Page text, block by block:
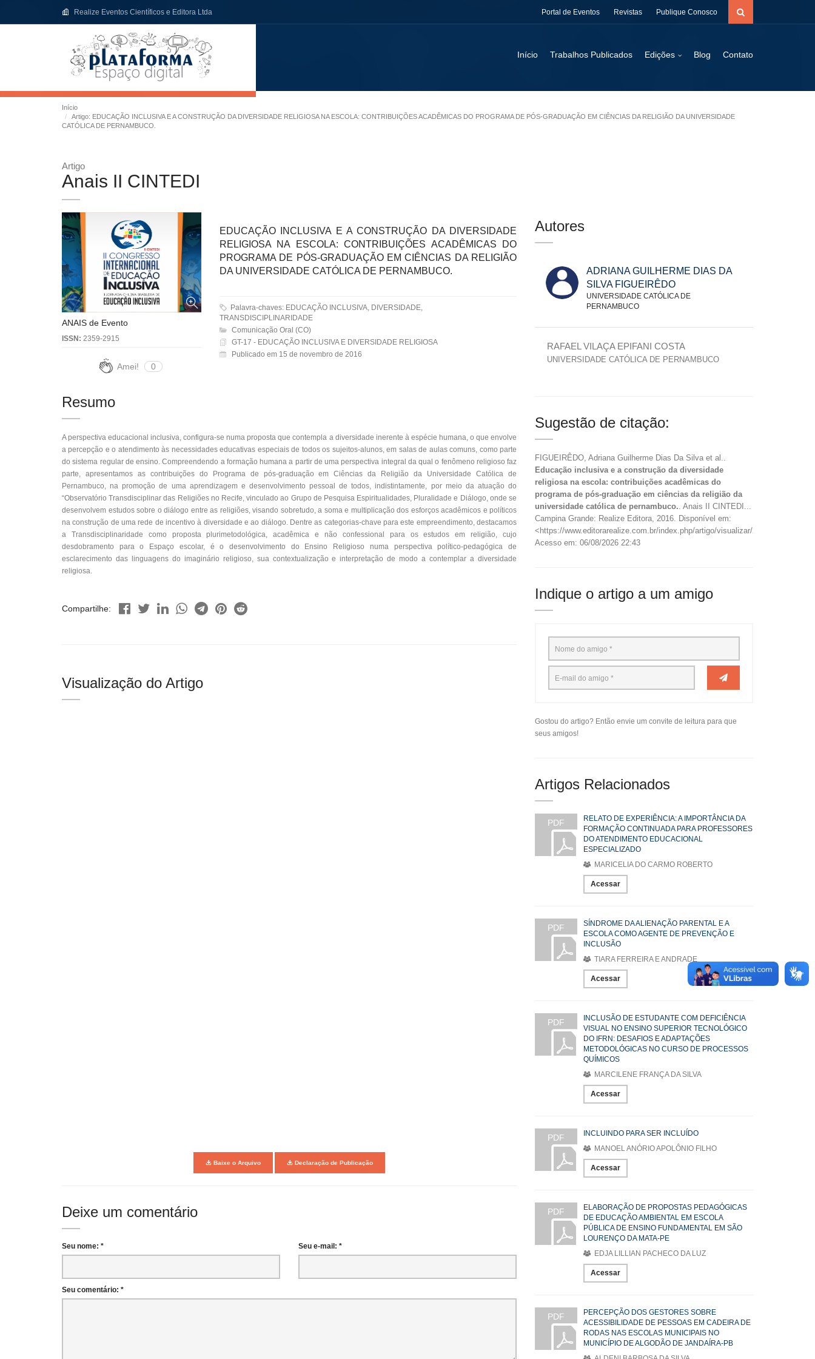
Realize Eventos Científicos e Editora Ltda Portal de Eventos Revistas Publique Conosco
Início Trabalhos Publicados Edições Blog Contato
Início
Artigo: EDUCAÇÃO INCLUSIVA E A CONSTRUÇÃO DA DIVERSIDADE RELIGIOSA NA ESCOLA: CONTRIBUIÇÕES ACADÊMICAS DO PROGRAMA DE PÓS-GRADUAÇÃO EM CIÊNCIAS DA RELIGIÃO DA UNIVERSIDADE
CATÓLICA DE PERNAMBUCO.
Artigo
Anais II CINTEDI
ANAIS de Evento
ISSN: 2359-2915
Amei! 0
EDUCAÇÃO INCLUSIVA E A CONSTRUÇÃO DA DIVERSIDADE
RELIGIOSA NA ESCOLA: CONTRIBUIÇÕES ACADÊMICAS DO
PROGRAMA DE PÓS-GRADUAÇÃO EM CIÊNCIAS DA RELIGIÃO
DA UNIVERSIDADE CATÓLICA DE PERNAMBUCO.
Palavra-chaves: EDUCAÇÃO INCLUSIVA, DIVERSIDADE,
TRANSDISCIPLINARIDADE
Comunicação Oral (CO)
GT-17 - EDUCAÇÃO INCLUSIVA E DIVERSIDADE RELIGIOSA
Publicado em 15 de novembro de 2016
Resumo
A perspectiva educacional inclusiva, configura-se numa proposta que contempla a diversidade inerente à espécie humana, o que envolve
a percepção e o atendimento às necessidades educativas especiais de todos os sujeitos-alunos, em salas de aulas comuns, como parte
do sistema regular de ensino. Compreendendo a formação humana a partir de uma perspectiva integral da qual o fenômeno religioso faz
parte, apresentamos as contribuições do Programa de pós-graduação em Ciências da Religião da Universidade Católica de
Pernambuco, na promoção de uma aprendizagem e desenvolvimento pessoal de todos, indistintamente, por meio da atuação do
“Observatório Transdisciplinar das Religiões no Recife, vinculado ao Grupo de Pesquisa Espiritualidades, Pluralidade e Diálogo, onde se
desenvolvem estudos sobre o diálogo entre as religiões, visando sobretudo, a soma e multiplicação dos esforços acadêmicos e políticos
na construção de uma rede de incentivo à diversidade e ao diálogo. Dentre as categorias-chave para este empreendimento, destacamos
a Transdisciplinaridade como proposta plurimetodológica, acadêmica e não confessional para os estudos em religião, cujo
desdobramento para o Espaço escolar, é o desenvolvimento do Ensino Religioso numa perspectiva político-pedagógica de
esclarecimento das linguagens do imaginário religioso, sua contextualização e interpretação de modo a contemplar a diversidade
religiosa.
Compartilhe:
Visualização do Artigo
Baixe o Arquivo Declaração de Publicação
Deixe um comentário
Seu nome: * Seu e-mail: *
Seu comentário: *
Autores
ADRIANA GUILHERME DIAS DA
SILVA FIGUEIRÊDO
UNIVERSIDADE CATÓLICA DE
PERNAMBUCO
RAFAEL VILAÇA EPIFANI COSTA
UNIVERSIDADE CATÓLICA DE PERNAMBUCO
Sugestão de citação:
FIGUEIRÊDO, Adriana Guilherme Dias Da Silva et al..
Educação inclusiva e a construção da diversidade
religiosa na escola: contribuições acadêmicas do
programa de pós-graduação em ciências da religião da
universidade católica de pernambuco.. Anais II CINTEDI...
Campina Grande: Realize Editora, 2016. Disponível em:
<https://www.editorarealize.com.br/index.php/artigo/visualizar/22866>.
Acesso em: 06/08/2026 22:43
Indique o artigo a um amigo
Gostou do artigo? Então envie um convite de leitura para que
seus amigos!
Artigos Relacionados
PDF
RELATO DE EXPERIÊNCIA: A IMPORTÂNCIA DA
FORMAÇÃO CONTINUADA PARA PROFESSORES
DO ATENDIMENTO EDUCACIONAL
ESPECIALIZADO
MARICELIA DO CARMO ROBERTO
Acessar
PDF
SÍNDROME DA ALIENAÇÃO PARENTAL E A
ESCOLA COMO AGENTE DE PREVENÇÃO E
INCLUSÃO
TIARA FERREIRA E ANDRADE
Acessar
PDF
INCLUSÃO DE ESTUDANTE COM DEFICIÊNCIA
VISUAL NO ENSINO SUPERIOR TECNOLÓGICO
DO IFRN: DESAFIOS E ADAPTAÇÕES
METODOLÓGICAS NO CURSO DE PROCESSOS
QUÍMICOS
MARCILENE FRANÇA DA SILVA
Acessar
PDF
INCLUINDO PARA SER INCLUÍDO
MANOEL ANÓRIO APOLÔNIO FILHO
Acessar
PDF
ELABORAÇÃO DE PROPOSTAS PEDAGÓGICAS
DE EDUCAÇÃO AMBIENTAL EM ESCOLA
PÚBLICA DE ENSINO FUNDAMENTAL EM SÃO
LOURENÇO DA MATA-PE
EDJA LILLIAN PACHECO DA LUZ
Acessar
PDF
PERCEPÇÃO DOS GESTORES SOBRE
ACESSIBILIDADE DE PESSOAS EM CADEIRA DE
RODAS NAS ESCOLAS MUNICIPAIS NO
MUNICÍPIO DE ALGODÃO DE JANDAÍRA-PB